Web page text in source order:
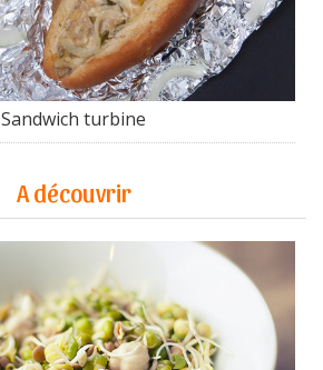
Sandwich turbine
A découvrir